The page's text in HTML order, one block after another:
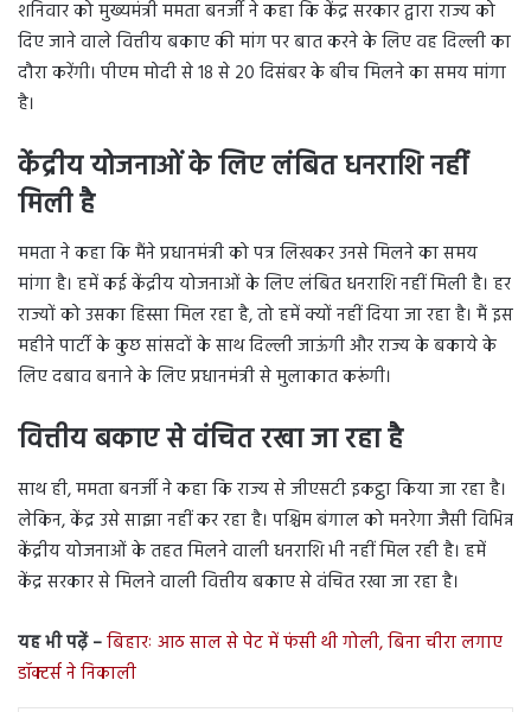
शनिवार को मुख्यमंत्री ममता बनर्जी ने कहा कि केंद्र सरकार द्वारा राज्य को
दिए जाने वाले वित्तीय बकाए की मांग पर बात करने के लिए वह दिल्ली का
दौरा करेंगी। पीएम मोदी से 18 से 20 दिसंबर के बीच मिलने का समय मांगा
है।
केंद्रीय योजनाओं के लिए लंबित धनराशि नहीं
मिली है
ममता ने कहा कि मैंने प्रधानमंत्री को पत्र लिखकर उनसे मिलने का समय
मांगा है। हमें कई केंद्रीय योजनाओं के लिए लंबित धनराशि नहीं मिली है। हर
राज्यों को उसका हिस्सा मिल रहा है, तो हमें क्यों नहीं दिया जा रहा है। मैं इस
महीने पार्टी के कुछ सांसदों के साथ दिल्ली जाऊंगी और राज्य के बकाये के
लिए दबाव बनाने के लिए प्रधानमंत्री से मुलाकात करूंगी।
वित्तीय बकाए से वंचित रखा जा रहा है
साथ ही, ममता बनर्जी ने कहा कि राज्य से जीएसटी इकट्ठा किया जा रहा है।
लेकिन, केंद्र उसे साझा नहीं कर रहा है। पश्चिम बंगाल को मनरेगा जैसी विभिन्न
केंद्रीय योजनाओं के तहत मिलने वाली धनराशि भी नहीं मिल रही है। हमें
केंद्र सरकार से मिलने वाली वित्तीय बकाए से वंचित रखा जा रहा है।
यह भी पढ़ें –बिहारः आठ साल से पेट में फंसी थी गोली, बिना चीरा लगाए
डॉक्टर्स ने निकाली